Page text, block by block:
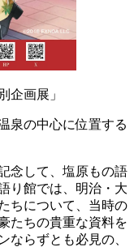
企画展」
泉の中心に位置する
念して、塩原もの語
り館では、明治・大
ちについて、当時の
たちの貴重な資料を
ならずとも必見の、